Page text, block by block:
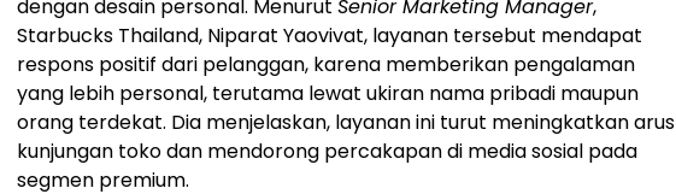
dengan desain personal. Menurut Senior Marketing Manager,
Starbucks Thailand, Niparat Yaovivat, layanan tersebut mendapat
respons positif dari pelanggan, karena memberikan pengalaman
yang lebih personal, terutama lewat ukiran nama pribadi maupun
orang terdekat. Dia menjelaskan, layanan ini turut meningkatkan arus
kunjungan toko dan mendorong percakapan di media sosial pada
segmen premium.